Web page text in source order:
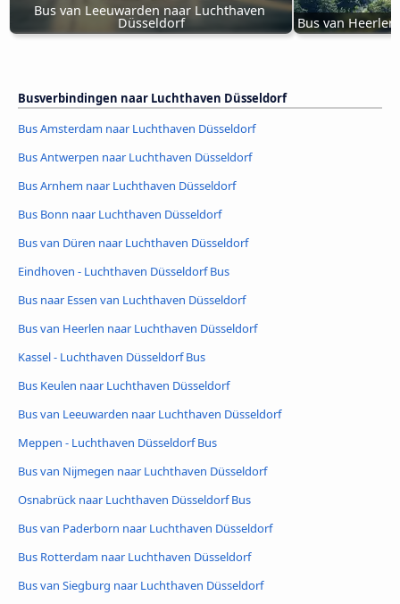
Bus van Leeuwarden naar Luchthaven
Düsseldorf Bus van
Busverbindingen naar Luchthaven Düsseldorf
Bus Amsterdam naar Luchthaven Düsseldorf
Bus Antwerpen naar Luchthaven Düsseldorf
Bus Arnhem naar Luchthaven Düsseldorf
Bus Bonn naar Luchthaven Düsseldorf
Bus van Düren naar Luchthaven Düsseldorf
Eindhoven - Luchthaven Düsseldorf Bus
Bus naar Essen van Luchthaven Düsseldorf
Bus van Heerlen naar Luchthaven Düsseldorf
Kassel - Luchthaven Düsseldorf Bus
Bus Keulen naar Luchthaven Düsseldorf
Bus van Leeuwarden naar Luchthaven Düsseldorf
Meppen - Luchthaven Düsseldorf Bus
Bus van Nijmegen naar Luchthaven Düsseldorf
Osnabrück naar Luchthaven Düsseldorf Bus
Bus van Paderborn naar Luchthaven Düsseldorf
Bus Rotterdam naar Luchthaven Düsseldorf
Bus van Siegburg naar Luchthaven Düsseldorf